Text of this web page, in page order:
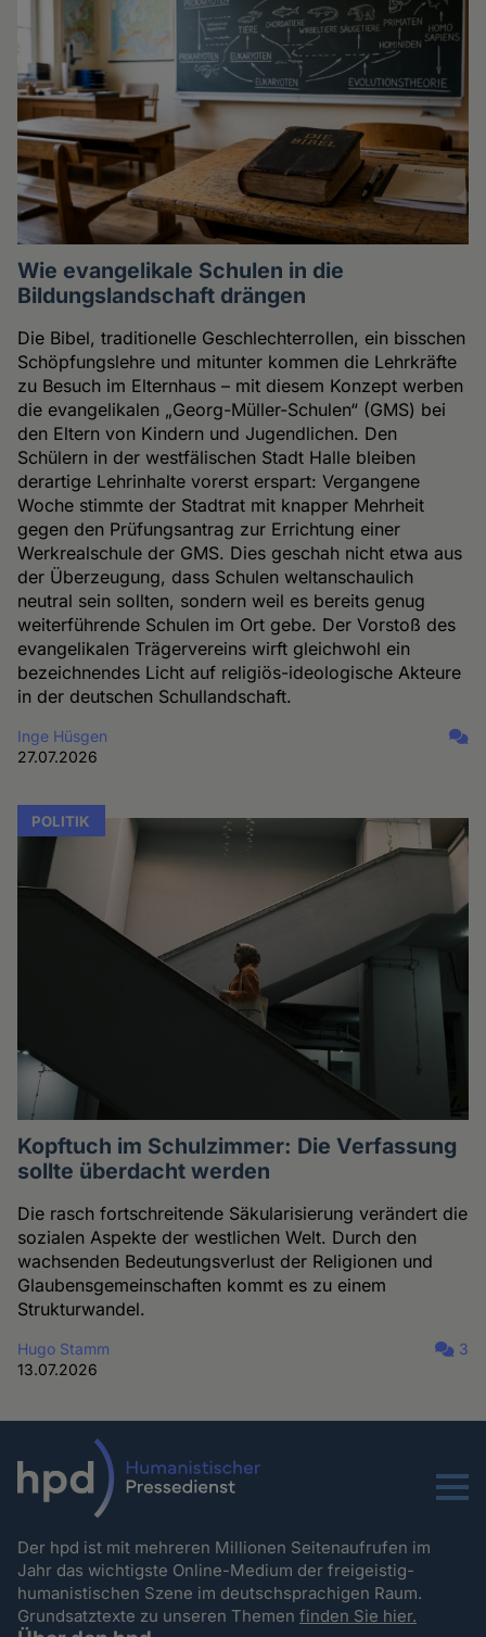
Wie evangelikale Schulen in die
Bildungslandschaft drängen
Die Bibel, traditionelle Geschlechterrollen, ein bisschen
Schöpfungslehre und mitunter kommen die Lehrkräfte
zu Besuch im Elternhaus – mit diesem Konzept werben
die evangelikalen „Georg-Müller-Schulen“ (GMS) bei
den Eltern von Kindern und Jugendlichen. Den
Schülern in der westfälischen Stadt Halle bleiben
derartige Lehrinhalte vorerst erspart: Vergangene
Woche stimmte der Stadtrat mit knapper Mehrheit
gegen den Prüfungsantrag zur Errichtung einer
Werkrealschule der GMS. Dies geschah nicht etwa aus
der Überzeugung, dass Schulen weltanschaulich
neutral sein sollten, sondern weil es bereits genug
weiterführende Schulen im Ort gebe. Der Vorstoß des
evangelikalen Trägervereins wirft gleichwohl ein
bezeichnendes Licht auf religiös-ideologische Akteure
in der deutschen Schullandschaft.
Inge Hüsgen
27.07.2026
POLITIK
Kopftuch im Schulzimmer: Die Verfassung
sollte überdacht werden
Die rasch fortschreitende Säkularisierung verändert die
sozialen Aspekte der westlichen Welt. Durch den
wachsenden Bedeutungsverlust der Religionen und
Glaubensgemeinschaften kommt es zu einem
Strukturwandel.
Hugo Stamm
13.07.2026
3
Menu
Der hpd ist mit mehreren Millionen Seitenaufrufen im
Jahr das wichtigste Online-Medium der freigeistig-
humanistischen Szene im deutschsprachigen Raum.
Grundsatztexte zu unseren Themenfinden Sie hier.